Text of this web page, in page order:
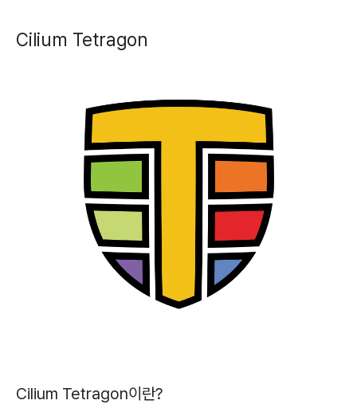
Cilium Tetragon
Cilium Tetragon이란?